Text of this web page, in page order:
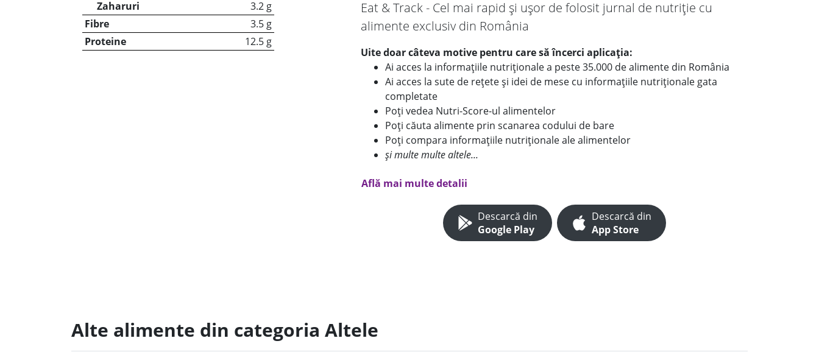
Zaharuri
3.2 g
Fibre
3.5 g
Proteine
12.5 g
Eat & Track - Cel mai rapid și ușor de folosit jurnal de nutriție cu
alimente exclusiv din România
Uite doar câteva motive pentru care să încerci aplicația:
Ai acces la informațiile nutriționale a peste 35.000 de alimente din România
Ai acces la sute de rețete și idei de mese cu informațiile nutriționale gata
completate
Poți vedea Nutri-Score-ul alimentelor
Poți căuta alimente prin scanarea codului de bare
Poți compara informațiile nutriționale ale alimentelor
și multe multe altele...
Află mai multe detalii
Descarcă din
Google Play
Descarcă din
App Store
Alte alimente din categoria Altele